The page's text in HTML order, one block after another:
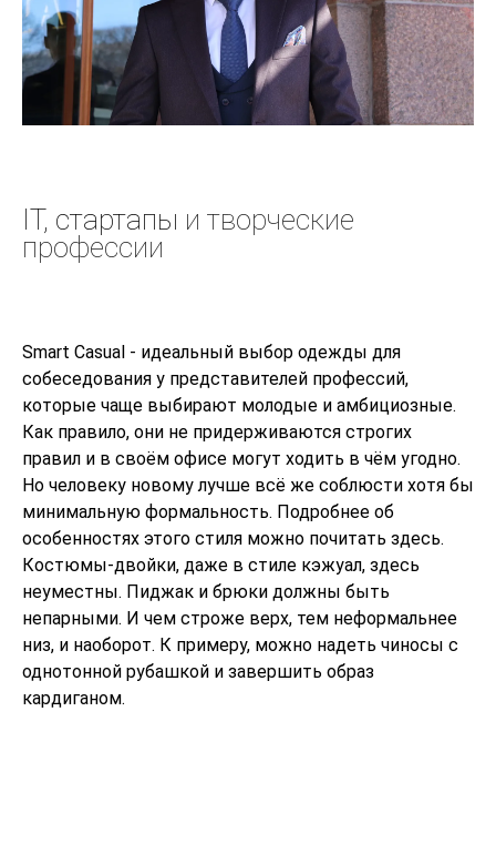
IT, стартапы и творческие
профессии
Smart Casual - идеальный выбор одежды для
собеседования у представителей профессий,
которые чаще выбирают молодые и амбициозные.
Как правило, они не придерживаются строгих
правил и в своём офисе могут ходить в чём угодно.
Но человеку новому лучше всё же соблюсти хотя бы
минимальную формальность. Подробнее об
особенностях этого стиля можно почитать здесь.
Костюмы-двойки, даже в стиле кэжуал, здесь
неуместны. Пиджак и брюки должны быть
непарными. И чем строже верх, тем неформальнее
низ, и наоборот. К примеру, можно надеть чиносы с
однотонной рубашкой и завершить образ
кардиганом.